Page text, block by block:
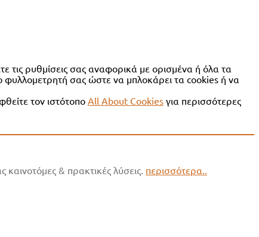
τις ρυθμίσεις σας αναφορικά με ορισμένα ή όλα τα
φυλλομετρητή σας ώστε να μπλοκάρει τα cookies ή να
τον ιστότοπο All About Cookies για περισσότερες
& πρακτικές λύσεις. περισσότερα..